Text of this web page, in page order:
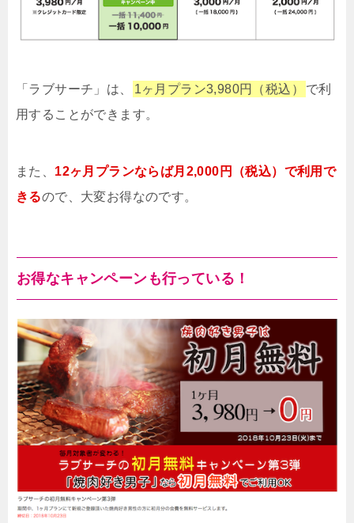
「ラブサーチ」は、 1ヶ月プラン3,980円（税込）
で利
用することができます。
また、 12ヶ月プランならば月2,000円（税込）で利用で
きるので、大変お得なのです。
お得なキャンペーンも行っている！